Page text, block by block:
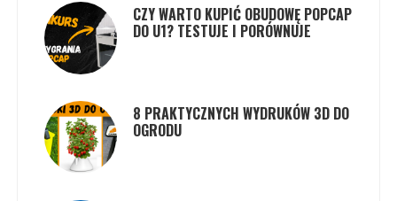
CZY WARTO KUPIĆ OBUDOWĘ POPCAP
DO U1? TESTUJE I PORÓWNUJE
8 PRAKTYCZNYCH WYDRUKÓW 3D DO
OGRODU